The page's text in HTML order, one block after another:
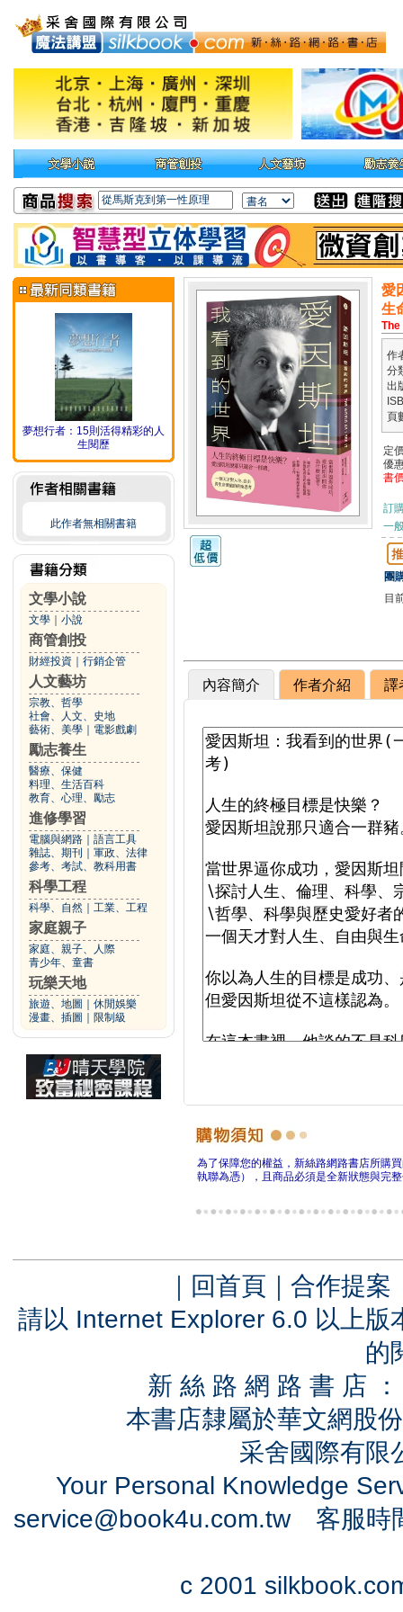
夢想行者：15則活得精彩的人
生閱歷
此作者無相關書籍
文學小說
文學 小說
商管創投
財經投資 行銷企管
人文藝坊
宗教、哲學
社會、人文、史地
藝術、美學
電影戲劇
勵志養生
醫療、保健
料理、生活百科
教育、心理、勵志
進修學習
電腦與網路
語言工具
雜誌、期刊
軍政、法律
參考、考試、教科用書
科學工程
科學、自然 工業、工程
家庭親子
家庭、親子、人際
青少年、童書
玩樂天地
旅遊、地圖
休閒娛樂
漫畫、插圖
限制級
愛
生
The
作
分
出
頁
定
優
書
訂
一
團
目
內容簡介 作者介紹 譯
為了保障您的權益，新絲路網路書店所購
執聯為憑），且商品必須是全新狀態與完
｜ 回首頁 ｜ 合作提案
請以 Internet Explorer 6.0 以上
的
新 絲 路 網 路 書 店
本書店隸屬於華文網股
采舍國際有
Your Personal Knowledge
service@book4u.com.tw客服時
c 2001